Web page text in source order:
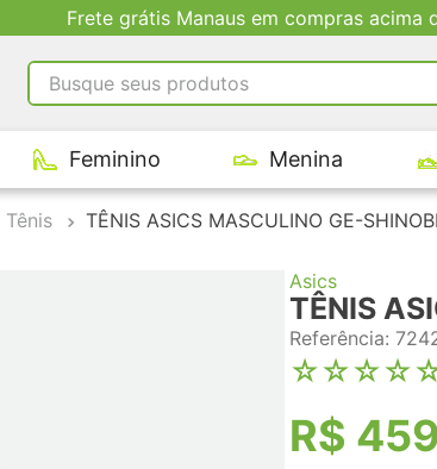
Frete grátis Manaus em compras acima
Busque seus produtos
Feminino Menina
Tênis TÊNIS ASICS MASCULINO GE-
Asics
TÊNIS
Referência:
☆☆☆☆
R$ 459
TERMOS MAIS BUSCADOS
tênis masculino
2º
tenis feminino